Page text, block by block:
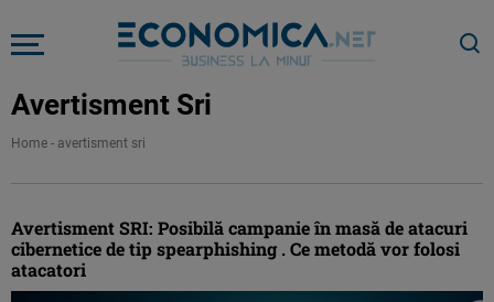
Avertisment Sri
Home - avertisment sri
Avertisment SRI: Posibilă campanie în masă de atacuri
cibernetice de tip spearphishing . Ce metodă vor folosi
atacatori